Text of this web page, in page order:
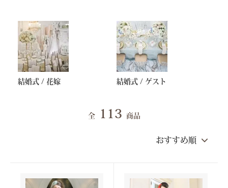
結婚式 / 花嫁 結婚式 / ゲスト
全 113 商品